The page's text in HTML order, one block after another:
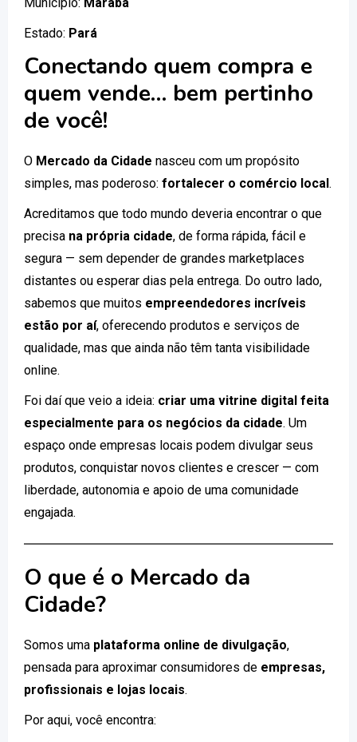
Estado: Pará
Conectando quem compra e
quem vende… bem pertinho
de você!
O Mercado da Cidade nasceu com um propósito
simples, mas poderoso: fortalecer o comércio local.
Acreditamos que todo mundo deveria encontrar o que
precisa na própria cidade, de forma rápida, fácil e
segura — sem depender de grandes marketplaces
distantes ou esperar dias pela entrega. Do outro lado,
sabemos que muitos empreendedores incríveis
estão por aí, oferecendo produtos e serviços de
qualidade, mas que ainda não têm tanta visibilidade
online.
Foi daí que veio a ideia: criar uma vitrine digital feita
especialmente para os negócios da cidade. Um
espaço onde empresas locais podem divulgar seus
produtos, conquistar novos clientes e crescer — com
liberdade, autonomia e apoio de uma comunidade
engajada.
O que é o Mercado da
Cidade?
Somos uma plataforma online de divulgação,
pensada para aproximar consumidores de empresas,
profissionais e lojas locais.
Por aqui, você encontra: